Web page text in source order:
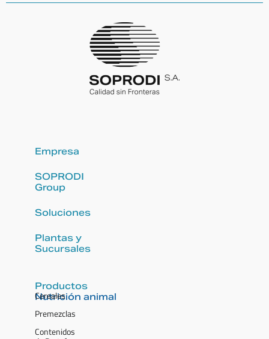
Empresa
SOPRODI
Group
Soluciones
Plantas y
Sucursales
Productos
Nutrición animal
Cereales
Premezclas
Contenidos